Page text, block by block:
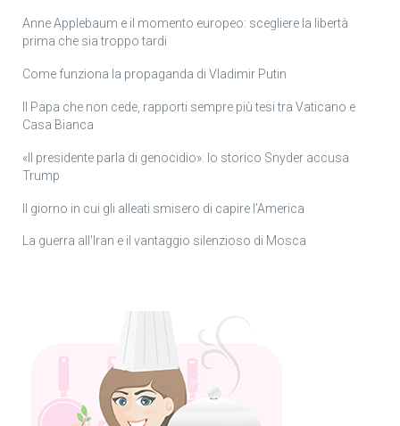
Anne Applebaum e il momento europeo: scegliere la libertà
prima che sia troppo tardi
Come funziona la propaganda di Vladimir Putin
Il Papa che non cede, rapporti sempre più tesi tra Vaticano e
Casa Bianca
«Il presidente parla di genocidio»: lo storico Snyder accusa
Trump
Il giorno in cui gli alleati smisero di capire l’America
La guerra all’Iran e il vantaggio silenzioso di Mosca